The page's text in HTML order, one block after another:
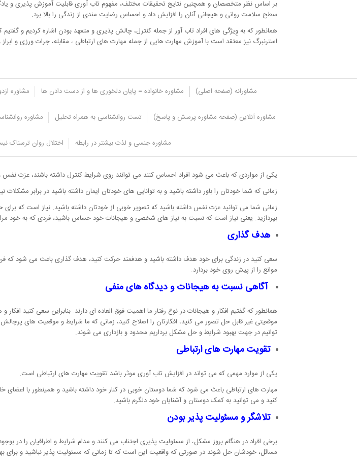
بر اساس نظر متخصصان و همچنین نتایج تحقیقات مختلف، مفهوم تاب آوری قابلیت آموزش پذیری و
سطح سلامت روانی و هیجانی آنان را افزایش داد و احساس رضایت مندی از زندگی را بالا برد.
همانطور که به وِیژگی های افراد تاب آور از جمله کنترل، چالش پذیری و متعهد بودن اشاره کردیم و
استرنبرگ نیز معتقد است با آموزش مهارت هایی از جمله مهارت های ارتباطی ، مقابله، جرات ورزی و
مشاورانه (صفحه اصلی) مشاوره خانواده = پایان دلخوری ها و از دست دادن ها مشاوره
مشاوره آنلاین (صفحه مشاوره پرسش و پاسخ) تست روانشناسی به همراه تحلیل مشاوره
مشاوره جنسی و لذت بیشتر در رابطه اختلال روان ترسناک
ارزش قائل شدن برای خود، مراقبت از خود و بالا بردن عزت نفس
یکی از مواردی که باعث می شود افراد احساس کنند می توانند روی شرایط کنترل داشته باشند، عزت
زمانی که شما خودتان را باور داشته باشید و به توانایی های خودتان ایمان داشته باشید در برابر
زمانی شما می توانید عزت نفس داشته باشید که تصویر خوبی از خودتان داشته باشید. نیاز است که
بپردازید. یعنی نیاز است که نسبت به نیاز های شخصی و هیجانات خود حساس باشید، فردی که به خود
هدف گذاری
سعی کنید در زندگی برای خود هدف داشته باشید و هدفمند حرکت کنید، هدف گذاری باعث می شود که
موانع را از پیش روی خود بردارد.
آگاهی نسبت به هیجانات و دیدگاه های منفی
همانطور که گفتیم افکار و هیجانات در نوع رفتار ما اهمیت فوق العاده ای دارند. بنابراین سعی کنید
موقعیتی غیر قابل حل تصور می کنید، افکارتان را اصلاح کنید، زمانی که ما شرایط و موقعیت های
توانیم در جهت بهبود شرایط و حل مشکل برداریم محدود و بازداری می شوند.
تقویت مهارت های ارتباطی
یکی از موارد مهمی که می تواند در افزایش تاب آوری موثر باشد تقویت مهارت های ارتباطی است.
مهارت های ارتباطی باعث می شود که شما دوستان خوبی در کنار خود داشته باشید و همینطور با اعضای
کنید و می توانید به کمک دوستان و آشنایان خود دلگرم باشید.
تلاشگر و مسئولیت پذیر بودن
برخی افراد در هنگام بروز مشکل، از مسئولیت پذیری اجتناب می کنند و مدام شرایط و اطرافیان را در
مسائل، خودشان حل شوند در صورتی که واقعیت این است که تا زمانی که مسئولیت پذیر نباشید و برای